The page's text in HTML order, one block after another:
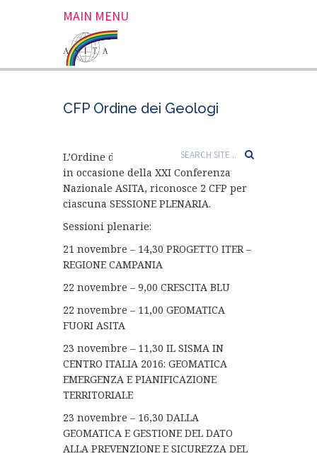
MAIN MENU
CFP Ordine dei Geologi
L’Ordine dei Geologi della Campania,
in occasione della XXI Conferenza
Nazionale ASITA, riconosce 2 CFP per
ciascuna SESSIONE PLENARIA.
Sessioni plenarie:
21 novembre – 14,30 PROGETTO ITER –
REGIONE CAMPANIA
22 novembre – 9,00 CRESCITA BLU
22 novembre – 11,00 GEOMATICA
FUORI ASITA
23 novembre – 11,30 IL SISMA IN
CENTRO ITALIA 2016: GEOMATICA
EMERGENZA E PIANIFICAZIONE
TERRITORIALE
23 novembre – 16,30 DALLA
GEOMATICA E GESTIONE DEL DATO
ALLA PREVENZIONE E SICUREZZA DEL